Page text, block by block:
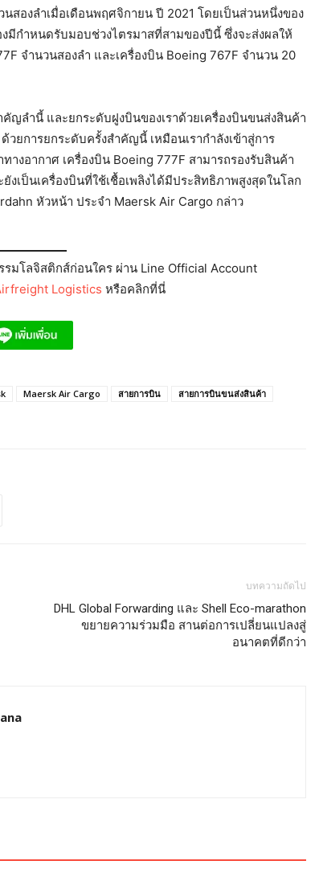
สองลำเมื่อเดือนพฤศจิกายน ปี 2021 โดยเป็นส่วนหนึ่งของ
มีกำหนดรับมอบช่วงไตรมาสที่สามของปีนี้ ซึ่งจะส่งผลให้
จำนวนสองลำ และเครื่องบิน Boeing 767F จำนวน 20
ญลำนี้ และยกระดับฝูงบินของเราด้วยเครื่องบินขนส่งสินค้า
การยกระดับครั้งสำคัญนี้ เหมือนเรากำลังเข้าสู่การ
งอากาศ เครื่องบิน Boeing 777F สามารถรองรับสินค้า
งเป็นเครื่องบินที่ใช้เชื้อเพลิงได้มีประสิทธิภาพสูงสุดในโลก
หัวหน้า ประจำ Maersk Air Cargo กล่าว
มโลจิสติกส์ก่อนใคร ผ่าน Line Official Account
Logistics หรือคลิกที่นี่
Maersk Air Cargo สายการบิน
สายการบินขนส่งสินค้า
บทความถัดไป
DHL Global Forwarding และ Shell Eco-marathon
ขยายความร่วมมือ สานต่อการเปลี่ยนแปลงสู่
อนาคตที่ดีกว่า